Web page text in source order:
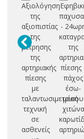
Αξιολόγηση
της
αξιοπιστίας
της
μέτρησης
της
αρτηριακής
πίεσης
με
ταλαντωσιμετρική
τεχνική
σε
ασθενείς
-
της
πίεσης
πάχος
έσω-
μέσου
χιτώνα